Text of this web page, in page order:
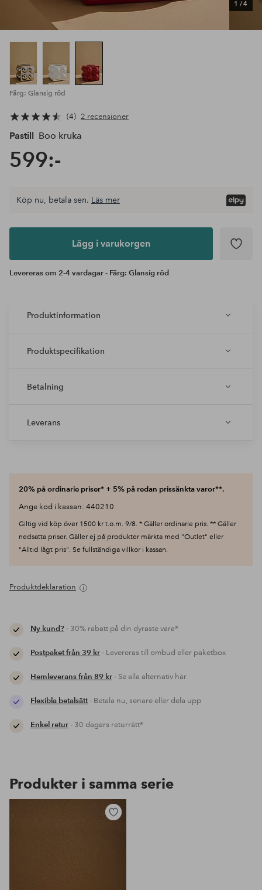
1 /4
Färg: Glansig röd
4 2 recensioner
Pastill Boo kruka
599:-
Lägg i
Köp nu, betala sen. Läs mer
Lägg i varukorgen
Levereras om 2-4 vardagar - Färg: Glansig röd
Produktinformation
Produktspecifikation
Betalning
Leverans
20% på ordinarie priser* + 5% på redan prissänkta varor**.
Ange kod i kassan: 440210
Giltig vid köp över 1500 kr t.o.m. 9/8. * Gäller ordinarie pris. ** Gäller
nedsatta priser. Gäller ej på produkter märkta med "Outlet" eller
"Alltid lågt pris". Se fullständiga villkor i kassan.
Produktdeklaration
Ny kund?- 30% rabatt på din dyraste vara*
Postpaket från 39 kr- Levereras till ombud eller paketbox
Hemleverans från 89 kr- Se alla alternativ här
Flexibla betalsätt- Betala nu, senare eller dela upp
Enkel retur- 30 dagars returrätt*
Produkter i samma serie